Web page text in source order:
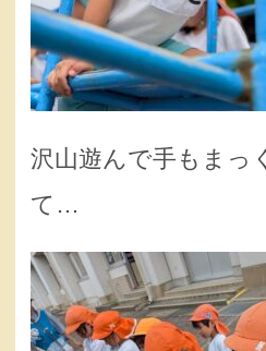
沢山遊んで手もまっ
て…